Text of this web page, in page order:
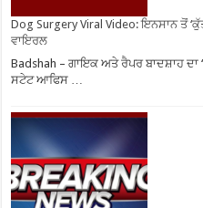
Dog Surgery Viral Video: ਇਨਸਾਨ ਤੋਂ
ਵਾਇਰਲ
Badshah – ਗਾਇਕ ਅਤੇ ਰੈਪਰ ਬਾਦਸ਼ਾਹ ਦਾ
ਸਟੇਟ ਆਫਿਸ …